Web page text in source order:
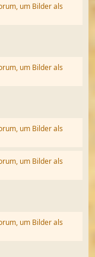
um Bilder als
um Bilder als
um Bilder als
um Bilder als
um Bilder als